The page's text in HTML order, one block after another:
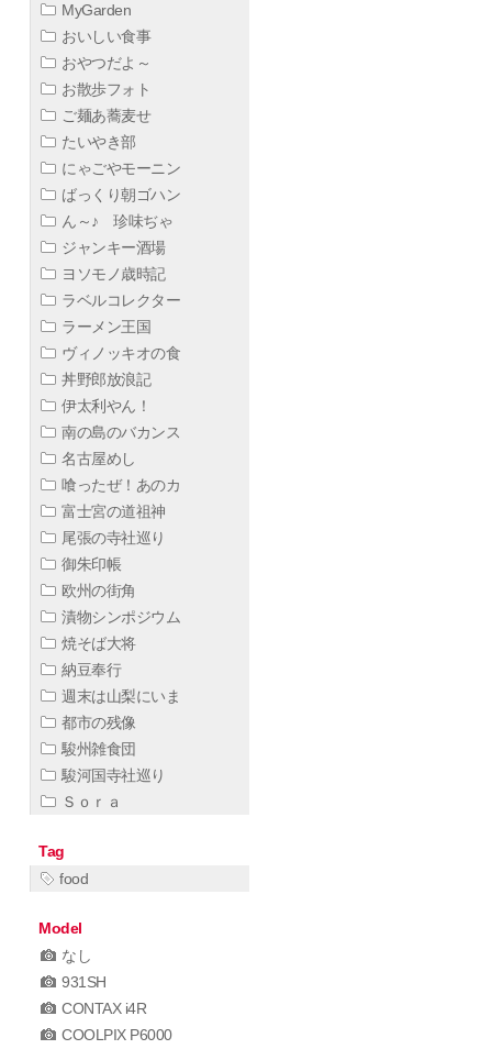
MyGarden
おいしい食事
おやつだよ～
お散歩フォト
ご麺あ蕎麦せ
たいやき部
にゃごやモーニン
ばっくり朝ゴハン
ん～♪ 珍味ぢゃ
ジャンキー酒場
ヨソモノ歳時記
ラベルコレクター
ラーメン王国
ヴィノッキオの食
丼野郎放浪記
伊太利やん！
南の島のバカンス
名古屋めし
喰ったぜ！あのカ
富士宮の道祖神
尾張の寺社巡り
御朱印帳
欧州の街角
漬物シンポジウム
焼そば大将
納豆奉行
週末は山梨にいま
都市の残像
駿州雑食団
駿河国寺社巡り
Ｓｏｒａ
Tag
food
Model
なし
931SH
CONTAX i4R
COOLPIX P6000